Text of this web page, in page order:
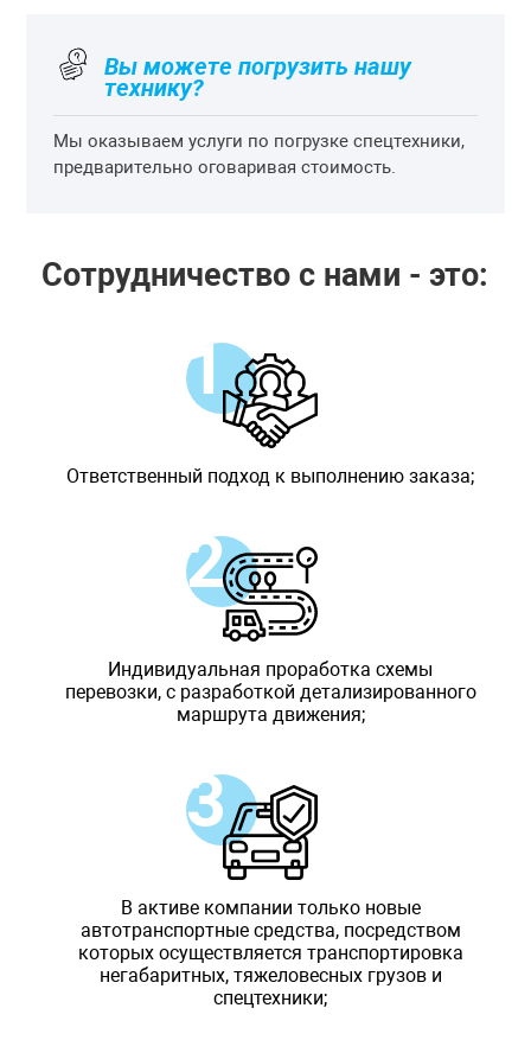
Вы можете погрузить нашу
технику?
Мы оказываем услуги по погрузке спецтехники,
предварительно оговаривая стоимость.
Сотрудничество с нами - это:
Ответственный подход к выполнению заказа;
Индивидуальная проработка схемы
перевозки, с разработкой детализированного
маршрута движения;
В активе компании только новые
автотранспортные средства, посредством
которых осуществляется транспортировка
негабаритных, тяжеловесных грузов и
спецтехники;